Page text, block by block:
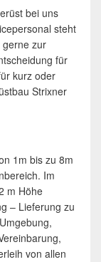
bei uns
steht
zur
für
kurz oder
Strixner
1m bis zu 8m
Im
m Höhe
– Lieferung zu
von allen